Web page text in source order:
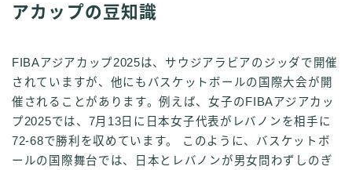
アカップの豆知識
FIBAアジアカップ2025は、サウジアラビアのジッダで開催
されていますが、他にもバスケットボールの国際大会が開
催されることがあります。例えば、女子のFIBAアジアカッ
プ2025では、7月13日に日本女子代表がレバノンを相手に
72-68で勝利を収めています。 このように、バスケットボ
ールの国際舞台では、日本とレバノンが男女問わずしのぎ